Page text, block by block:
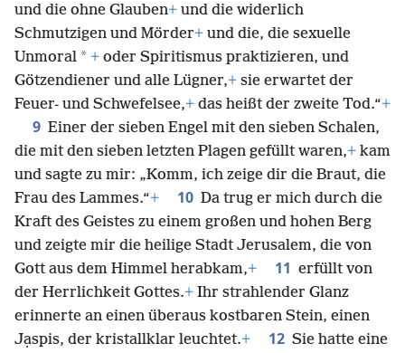
und die ohne Glauben+ und die widerlich
Schmutzigen und Mörder+ und die, die sexuelle
Unmoral * + oder Spiritismus praktizieren, und
Götzendiener und alle Lügner,+ sie erwartet der
Feuer- und Schwefelsee,+ das heißt der zweite Tod.“+
9 Einer der sieben Engel mit den sieben Schalen,
die mit den sieben letzten Plagen gefüllt waren,+ kam
und sagte zu mir: „Komm, ich zeige dir die Braut, die
Frau des Lammes.“+ 10 Da trug er mich durch die
Kraft des Geistes zu einem großen und hohen Berg
und zeigte mir die heilige Stadt Jerusalem, die von
Gott aus dem Himmel herabkam,+ 11 erfüllt von
der Herrlichkeit Gottes.+ Ihr strahlender Glanz
erinnerte an einen überaus kostbaren Stein, einen
Jạspis, der kristallklar leuchtet.+ 12 Sie hatte eine